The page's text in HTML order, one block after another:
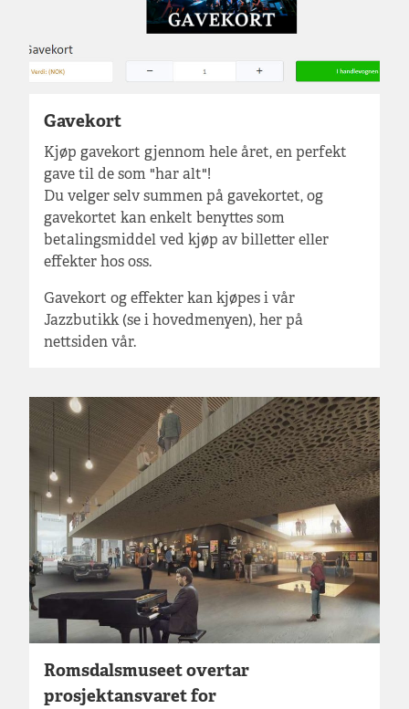
Gavekort
Kjøp gavekort gjennom hele året, en perfekt
gave til de som "har alt"!
Du velger selv summen på gavekortet, og
gavekortet kan enkelt benyttes som
betalingsmiddel ved kjøp av billetter eller
effekter hos oss.
Gavekort og effekter kan kjøpes i vår
Jazzbutikk (se i hovedmenyen), her på
nettsiden vår.
Romsdalsmuseet overtar
prosjektansvaret for